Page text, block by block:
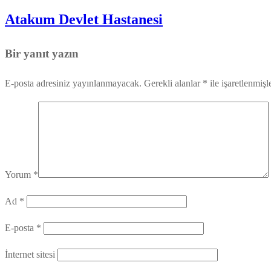
Atakum Devlet Hastanesi
Bir yanıt yazın
E-posta adresiniz yayınlanmayacak. Gerekli alanlar * ile
Yorum *
Ad *
E-posta *
İnternet sitesi